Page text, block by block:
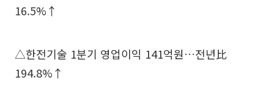
16.5%↑
△한전기술 1분기 영업이익 141억원…전년比
194.8%↑